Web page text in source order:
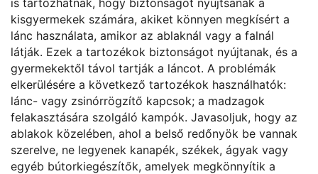
kisgyermekek számára, akiket könnyen megkísért a
lánc használata, amikor az ablaknál vagy a falnál
látják. Ezek a tartozékok biztonságot nyújtanak, és a
gyermekektől távol tartják a láncot. A problémák
elkerülésére a következő tartozékok használhatók:
lánc- vagy zsinórrögzítő kapcsok; a madzagok
felakasztására szolgáló kampók. Javasoljuk, hogy az
ablakok közelében, ahol a belső redőnyök be vannak
szerelve, ne legyenek kanapék, székek, ágyak vagy
egyéb bútorkiegészítők, amelyek megkönnyítik a